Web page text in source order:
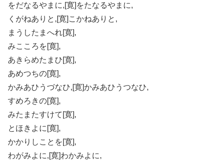
をだなるやまに,[寛]をたなるやまに,
くがねありと,[寛]こかねありと,
まうしたまへれ[寛],
みこころを[寛],
あきらめたまひ[寛],
あめつちの[寛],
かみあひうづなひ,[寛]かみあひうつなひ,
すめろきの[寛],
みたまたすけて[寛],
とほきよに[寛],
かかりしことを[寛],
わがみよに,[寛]わかみよに,